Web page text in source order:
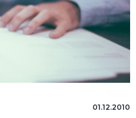
01.12.2010